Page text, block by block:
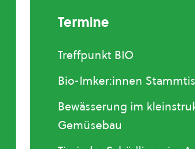
Termine
Treffpunkt BIO
Bio-Imker:innen
Bewässerung im
Gemüsebau